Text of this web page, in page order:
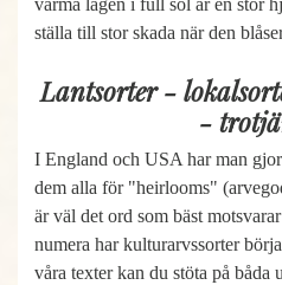
varma lägen i full sol är en stor
ställa till stor skada när den
Lantsorter -
-
I England och USA har man
dem alla för "heirlooms"
är väl det ord som bäst
numera har kulturarvssorter
våra texter kan du stöta på båda